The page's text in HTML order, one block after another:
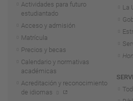
Actividades para futuro
estudiantado
Acceso y admisión
Matrícula
Precios y becas
Calendario y normativas
académicas
Acreditación y reconocimiento
de idiomas
La